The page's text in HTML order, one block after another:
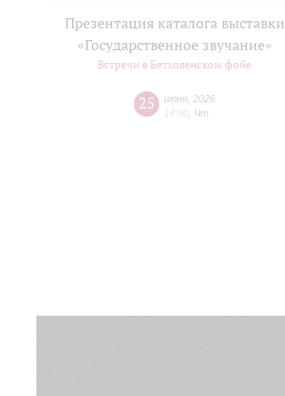
Презентация каталога выставки
«Государственное звучание»
Встречи в Бетховенском фойе
25 июня 2026
14:00 Чт